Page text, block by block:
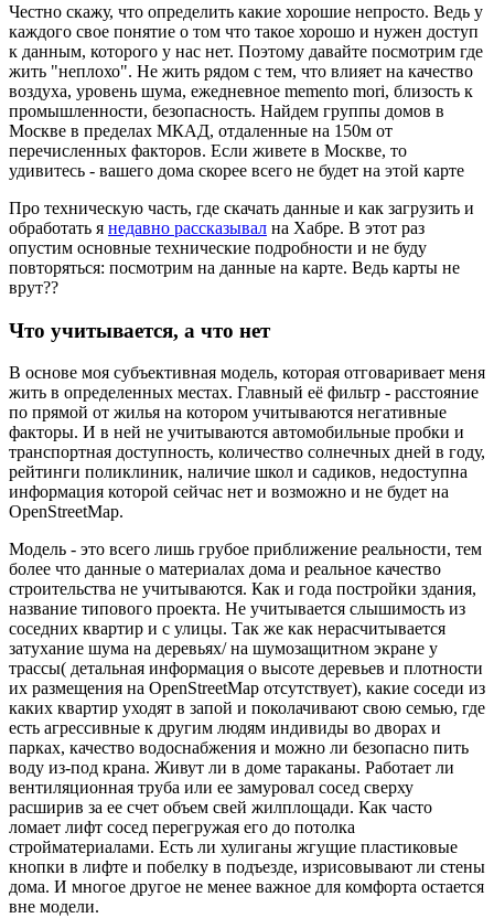
Честно скажу, что определить какие хорошие непросто. Ведь у
каждого свое понятие о том что такое хорошо и нужен доступ
к данным, которого у нас нет. Поэтому давайте посмотрим где
жить "неплохо". Не жить рядом с тем, что влияет на качество
воздуха, уровень шума, ежедневное memento mori, близость к
промышленности, безопасность. Найдем группы домов в
Москве в пределах МКАД, отдаленные на 150м от
перечисленных факторов. Если живете в Москве, то
удивитесь - вашего дома скорее всего не будет на этой карте
Про техническую часть, где скачать данные и как загрузить и
обработать я недавно рассказывал на Хабре. В этот раз
опустим основные технические подробности и не буду
повторяться: посмотрим на данные на карте. Ведь карты не
врут??
Что учитывается, а что нет
В основе моя субъективная модель, которая отговаривает меня
жить в определенных местах. Главный её фильтр - расстояние
по прямой от жилья на котором учитываются негативные
факторы. И в ней не учитываются автомобильные пробки и
транспортная доступность, количество солнечных дней в году,
рейтинги поликлиник, наличие школ и садиков, недоступна
информация которой сейчас нет и возможно и не будет на
OpenStreetMap.
Модель - это всего лишь грубое приближение реальности, тем
более что данные о материалах дома и реальное качество
строительства не учитываются. Как и года постройки здания,
название типового проекта. Не учитывается слышимость из
соседних квартир и с улицы. Так же как нерасчитывается
затухание шума на деревьях/ на шумозащитном экране у
трассы( детальная информация о высоте деревьев и плотности
их размещения на OpenStreetMap отсутствует), какие соседи из
каких квартир уходят в запой и поколачивают свою семью, где
есть агрессивные к другим людям индивиды во дворах и
парках, качество водоснабжения и можно ли безопасно пить
воду из-под крана. Живут ли в доме тараканы. Работает ли
вентиляционная труба или ее замуровал сосед сверху
расширив за ее счет объем свей жилплощади. Как часто
ломает лифт сосед перегружая его до потолка
стройматериалами. Есть ли хулиганы жгущие пластиковые
кнопки в лифте и побелку в подъезде, изрисовывают ли стены
дома. И многое другое не менее важное для комфорта остается
вне модели.